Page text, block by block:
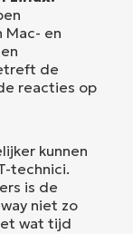
Mac- en
de
reacties op
kunnen
technici.
is de
niet zo
wat tijd